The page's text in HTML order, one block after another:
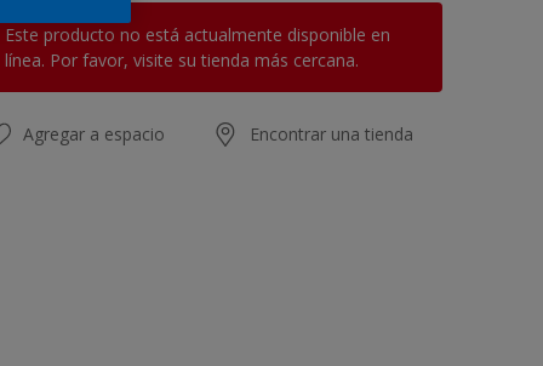
Este producto no está actualmente disponible en
línea. Por favor, visite su tienda más cercana.
Agregar a espacio Encontrar una tienda